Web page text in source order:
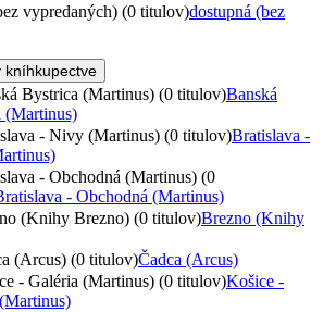
vypredaných) (0 titulov)dostupná (bez
kníhkupectve
Bystrica (Martinus) (0 titulov)Banská
(Martinus)
- Nivy (Martinus) (0 titulov)Bratislava -
- Obchodná (Martinus) (0
- Obchodná (Martinus)
(Knihy Brezno) (0 titulov)Brezno (Knihy
(Arcus) (0 titulov)Čadca (Arcus)
- Galéria (Martinus) (0 titulov)Košice -